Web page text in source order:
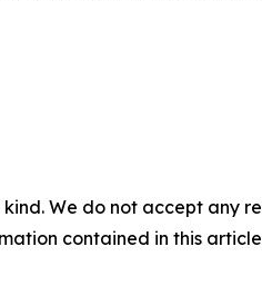
We do not accept any
contained in this